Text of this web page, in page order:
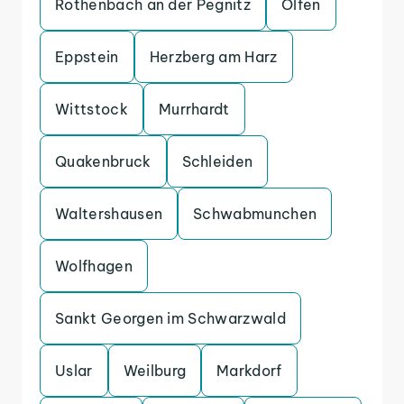
Rothenbach an der Pegnitz Olfen
Eppstein Herzberg am Harz
Wittstock Murrhardt
Quakenbruck Schleiden
Waltershausen Schwabmunchen
Wolfhagen
Sankt Georgen im Schwarzwald
Uslar Weilburg Markdorf